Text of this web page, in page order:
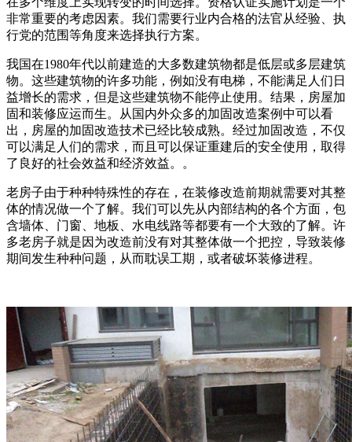
非常重要的考虑因素。我们需要行业内合格的法官从经验、执
行党的范围等角度来选择执行方案。
我国在1980年代以前建造的大多数建筑物都是低层或多层建筑
物。这些建筑物的许多功能，例如没有电梯，不能满足人们日
益增长的需求，但是这些建筑物不能停止使用。结果，房屋加
固和装修应运而生。从国内外众多的加固改造案例中可以看
出，房屋的加固改造技术已经比较成熟。经过加固改造，不仅
可以满足人们的需求，而且可以保证重建后的安全使用，取得
了良好的社会效益和经济效益。。
老房子由于种种特殊性的存在，在装修改造前期就需要对其整
体的情况做一个了解。我们可以先从内部结构的各个方面，包
含墙体、门窗、地板、水电线路等都要有一个大致的了解。许
多老房子就是因为改造前没有对其整体做一个把控，导致装修
期间发生种种问题，从而耽误工期，或者破坏装修进程。